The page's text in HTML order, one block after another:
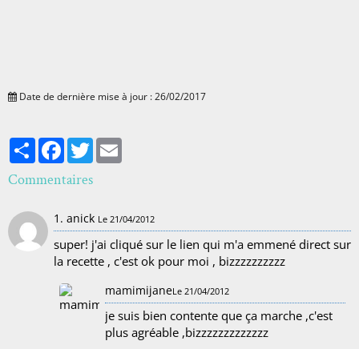
Date de dernière mise à jour : 26/02/2017
PartagerFacebook
Twitter
Commentaires
1. anick Le 21/04/2012
super! j'ai cliqué sur le lien qui m'a emmené direct sur
la recette , c'est ok pour moi , bizzzzzzzzzz
mamimijaneLe 21/04/2012
je suis bien contente que ça marche ,c'est
plus agréable ,bizzzzzzzzzzzzz